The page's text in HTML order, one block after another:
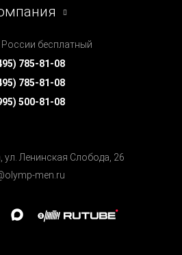
бесплатный
785-81-08
785-81-08
500-81-08
ул. Ленинская Cлобода, 26
men.ru